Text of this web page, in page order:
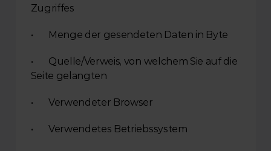
Zugriffes
•       Menge der gesendeten Daten in Byte
•       Quelle/Verweis, von welchem Sie auf die
Seite gelangten
•       Verwendeter Browser
•       Verwendetes Betriebssystem